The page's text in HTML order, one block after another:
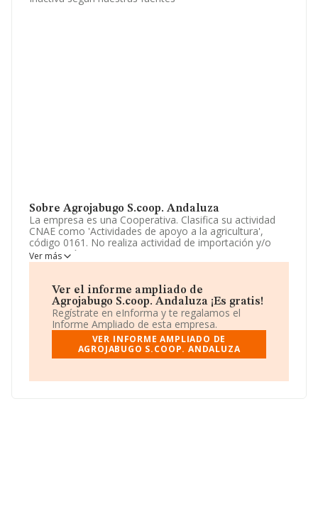
Sobre Agrojabugo S.coop. Andaluza
La empresa es una Cooperativa. Clasifica su actividad
CNAE como 'Actividades de apoyo a la agricultura',
código 0161. No realiza actividad de importación y/o
exportación.
CIF F21249115, tiene su domicilio social establecido en
Calle Nuestra Señora Del Rocio núm. 13, (21004), en el
municipio de Huelva, Andalucía.
En relación con el sector y disponiendo de los datos de
hasta 13.853 empresas, la facturación en el ámbito
nacional alcanza los 3.208 millones de euros y la media
ventas. Teniendo en cuenta la información sobre
Ver más
Ver el informe ampliado de
Agrojabugo S.coop. Andaluza ¡Es gratis!
Regístrate en eInforma y te regalamos el
Informe Ampliado de esta empresa.
VER INFORME AMPLIADO DE
AGROJABUGO S.COOP. ANDALUZA